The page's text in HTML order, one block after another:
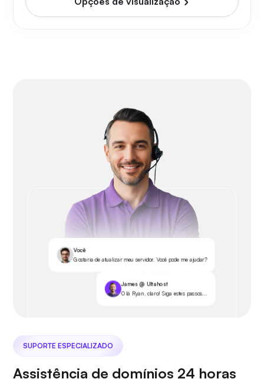
Você
Gostaria de atualizar meu servidor. Você pode me ajudar?
James @ Ultahost
Olá Ryan, claro! Siga estes passos...
SUPORTE ESPECIALIZADO
Assistência de domínios 24 horas